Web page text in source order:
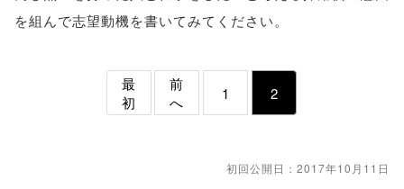
を組んで志望動機を書いてみてください。
最
初
前
へ
1 2
初回公開日：2017年10月11日